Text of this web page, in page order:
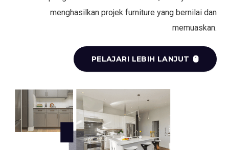
menghasilkan projek furniture yang bernilai dan
memuaskan.
PELAJARI LEBIH LANJUT